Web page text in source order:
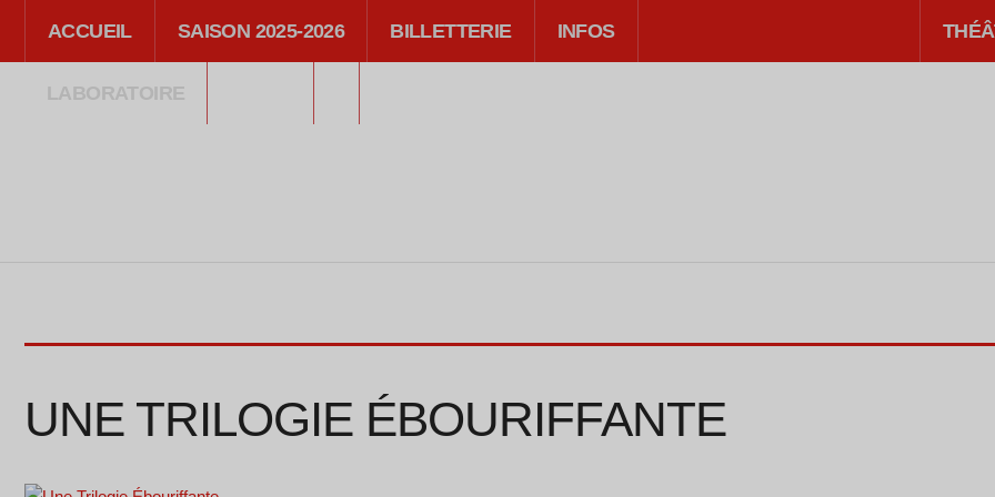
ACCUEIL SAISON 2025-2026 BILLETTERIE INFOS
LABORATOIRE
UNE TRILOGIE ÉBOURIFFANTE